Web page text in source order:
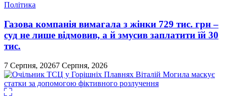
Політика
Газова компанія вимагала з жінки 729 тис. грн –
суд не лише відмовив, а й змусив заплатити їй 30
тис.
7 Серпня, 20267 Серпня, 2026